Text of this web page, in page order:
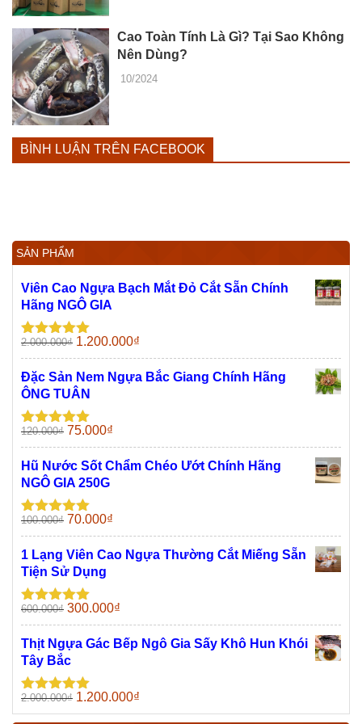
Cao Toàn Tính Là Gì? Tại Sao Không
Nên Dùng?
10/2024
BÌNH LUẬN TRÊN FACEBOOK
SẢN PHẨM
Viên Cao Ngựa Bạch Mắt Đỏ Cắt Sẵn Chính
Hãng NGÔ GIA
Được xếp
hạng5.005
sao
2.000.000₫ Giá
gốc
là:
2.000.000₫.
1.200.000₫
hiện
tại
Đặc Sản Nem Ngựa Bắc Giang Chính Hãng
ÔNG TUÂN
Được xếp
hạng5.005
sao
120.000₫ Giá
gốc
là:
120.000₫.
75.000₫
hiện
tại
Hũ Nước Sốt Chẩm Chéo Ướt Chính Hãng
NGÔ GIA 250G
Được xếp
hạng5.005
sao
100.000₫ Giá
gốc
là:
100.000₫.
70.000₫
hiện
tại
1 Lạng Viên Cao Ngựa Thường Cắt Miếng Sẵn
Tiện Sử Dụng
Được xếp
hạng5.005
sao
600.000₫ Giá
gốc
là:
600.000₫.
300.000₫
hiện
tại
Thịt Ngựa Gác Bếp Ngô Gia Sấy Khô Hun Khói
Tây Bắc
Được xếp
hạng5.005
2.000.000₫ Giá
gốc
1.200.000₫
hiện